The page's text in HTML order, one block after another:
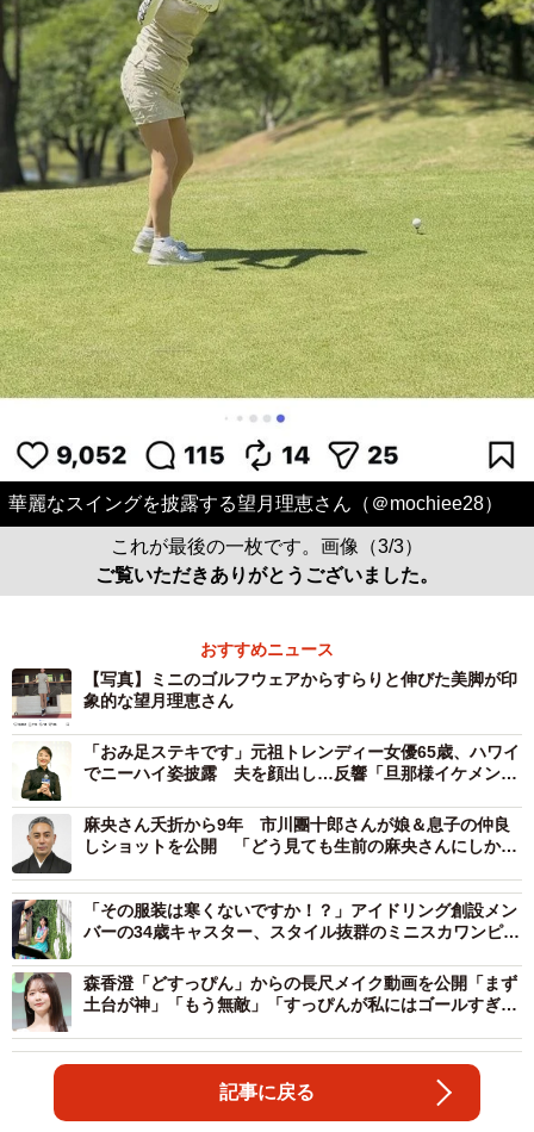
華麗なスイングを披露する望月理恵さん（＠mochiee28）
これが最後の一枚です。画像（3/3）
ご覧いただきありがとうございました。
おすすめニュース
【写真】ミニのゴルフウェアからすらりと伸びた美脚が印
象的な望月理恵さん
「おみ足ステキです」元祖トレンディー女優65歳、ハワイ
でニーハイ姿披露 夫を顔出し…反響「旦那様イケメン」
麻央さん夭折から9年 市川團十郎さんが娘＆息子の仲良
しショットを公開 「どう見ても生前の麻央さんにしか見
「その服装は寒くないですか！？」アイドリング創設メン
バーの34歳キャスター、スタイル抜群のミニスカワンピ姿
森香澄「どすっぴん」からの長尺メイク動画を公開「まず
土台が神」「もう無敵」「すっぴんが私にはゴールすぎ
記事に戻る